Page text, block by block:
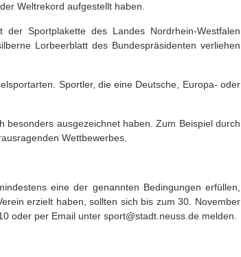
Weltrekord aufgestellt haben.
Sportplakette des Landes Nordrhein-Westfalen
Lorbeerblatt des Bundespräsidenten verliehen
Sportler, die eine Deutsche, Europa- oder
besonders ausgezeichnet haben. Zum Beispiel durch
Wettbewerbes.
eine der genannten Bedingungen erfüllen,
erzielt haben, sollten sich bis zum 30. November
oder per Email unter sport@stadt.neuss.de melden.